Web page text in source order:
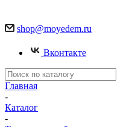
shop@moyedem.ru
Вконтакте
Главная
-
Каталог
-